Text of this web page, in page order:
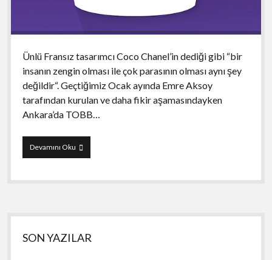
Ünlü Fransız tasarımcı Coco Chanel’in dediği gibi “bir
insanın zengin olması ile çok parasının olması aynı şey
değildir“. Geçtiğimiz Ocak ayında Emre Aksoy
tarafından kurulan ve daha fikir aşamasındayken
Ankara’da TOBB…
Devamını OkuBvrjuva
Yan
Menü
SON YAZILAR